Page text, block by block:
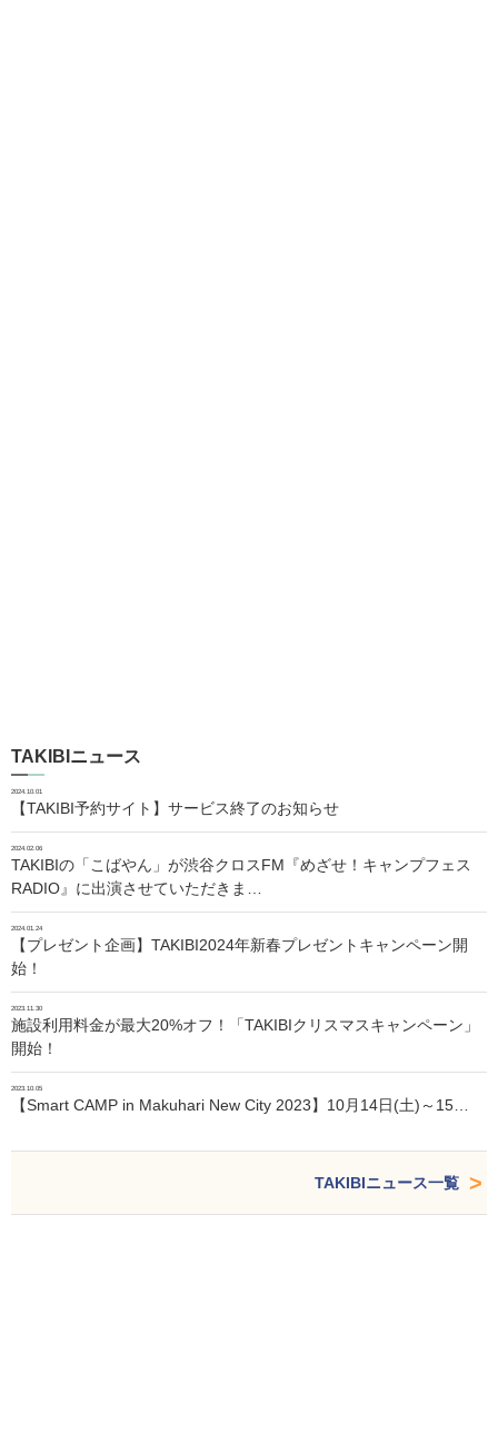
TAKIBIニュース
2024.10.01
【TAKIBI予約サイト】サービス終了のお知らせ
2024.02.06
TAKIBIの「こばやん」が渋谷クロスFM『めざせ！キャンプフェス
RADIO』に出演させていただきま…
2024.01.24
【プレゼント企画】TAKIBI2024年新春プレゼントキャンペーン開
始！
2023.11.30
施設利用料金が最大20%オフ！「TAKIBIクリスマスキャンペーン」
開始！
2023.10.05
【Smart CAMP in Makuhari New City 2023】10月14日(土)～15…
TAKIBIニュース一覧